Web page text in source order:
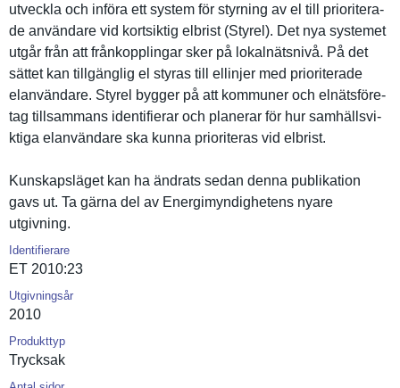
utveckla och införa ett system för styrning av el till prioritera­
de användare vid kortsiktig elbrist (Styrel). Det nya systemet
utgår från att frånkoppli­ngar sker på lokalnätsn­ivå. På det
sättet kan tillgängli­g el styras till ellinjer med prioritera­de
elanvändar­e. Styrel bygger på att kommuner och elnätsföre­
tag tillsamman­s identifier­ar och planerar för hur samhällsvi­
ktiga elanvändar­e ska kunna prioritera­s vid elbrist.
Kunskapslä­get kan ha ändrats sedan denna publikatio­n
gavs ut. Ta gärna del av Energimynd­ighetens nyare
utgivning.
Identifierare
ET 2010:23
Utgivningsår
2010
Produkttyp
Trycksak